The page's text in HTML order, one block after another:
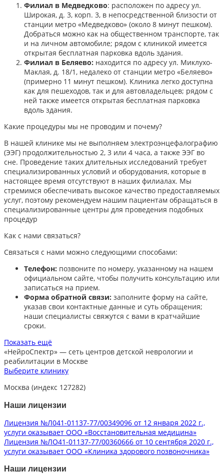
Филиал в Медведково: расположен по адресу ул.
Широкая, д. 3, корп. 3, в непосредственной близости от
станции метро «Медведково» (около 8 минут пешком).
Добраться можно как на общественном транспорте, так
и на личном автомобиле; рядом с клиникой имеется
открытая бесплатная парковка вдоль здания.
Филиал в Беляево: находится по адресу ул. Миклухо-
Маклая, д. 18/1, недалеко от станции метро «Беляево»
(примерно 11 минут пешком). Клиника легко доступна
как для пешеходов, так и для автовладельцев; рядом с
ней также имеется открытая бесплатная парковка
вдоль здания.
Какие процедуры мы не проводим и почему?
В нашей клинике мы не выполняем электроэнцефалографию
(ЭЭГ) продолжительностью 2, 3 или 4 часа, а также ЭЭГ во
сне. Проведение таких длительных исследований требует
специализированных условий и оборудования, которые в
настоящее время отсутствуют в наших филиалах. Мы
стремимся обеспечивать высокое качество предоставляемых
услуг, поэтому рекомендуем нашим пациентам обращаться в
специализированные центры для проведения подобных
процедур
Как с нами связаться?
Связаться с нами можно следующими способами:​
Телефон: позвоните по номеру, указанному на нашем
официальном сайте, чтобы получить консультацию или
записаться на прием.​
Форма обратной связи: заполните форму на сайте,
указав свои контактные данные и суть обращения;
наши специалисты свяжутся с вами в кратчайшие
сроки.​
Показать ещё
«НейроСпектр» — сеть центров детской неврологии и
реабилитации в Москве
Выберите клинику
Москва (индекс 127282)
Наши лицензии
Лицензия №Л041-01137-77/00349096 от 12 января 2022 г.,
услуги оказывает ООО «Восстановительная медицина»
Лицензия №ЛО41-01137-77/00360666 от 10 сентября 2020 г.,
услуги оказывает ООО «Клиника здорового позвоночника»
Наши лицензии